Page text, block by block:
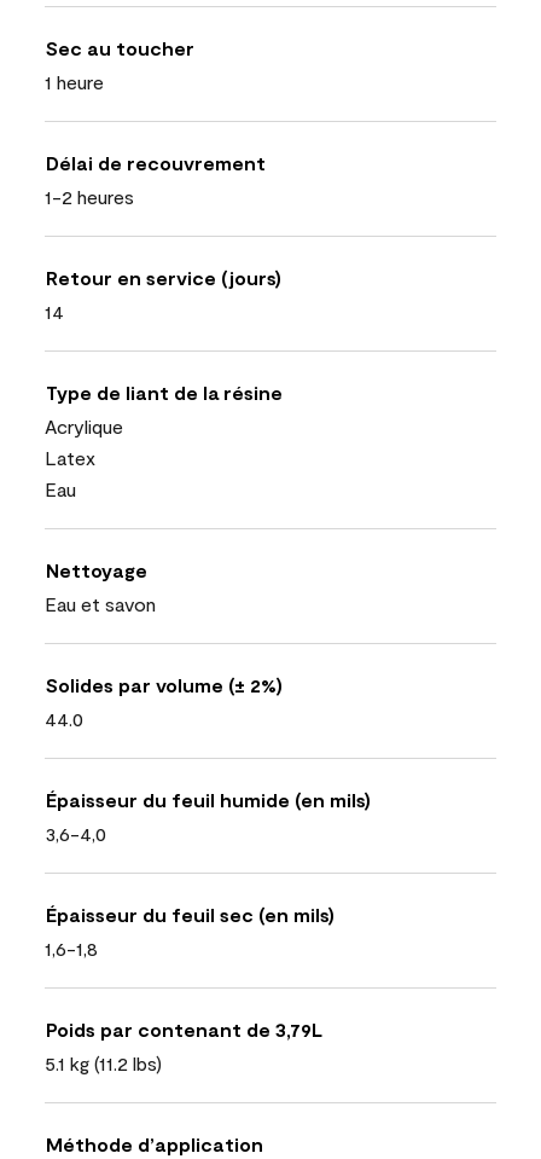
Sec au toucher
1 heure
Délai de recouvrement
1-2 heures
Retour en service (jours)
14
Type de liant de la résine
Acrylique
Latex
Eau
Nettoyage
Eau et savon
Solides par volume (± 2%)
44.0
Épaisseur du feuil humide (en mils)
3,6-4,0
Épaisseur du feuil sec (en mils)
1,6-1,8
Poids par contenant de 3,79L
5.1 kg (11.2 lbs)
Méthode d’application